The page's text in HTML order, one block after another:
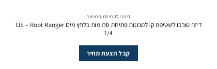
דיזות לפתיחת סתימות
דיזה טורבו לשטיפת קו למכונות פתיחת סתימות בלחץ מים TJE – Root Ranger
1/4
קבל הצעת מחיר